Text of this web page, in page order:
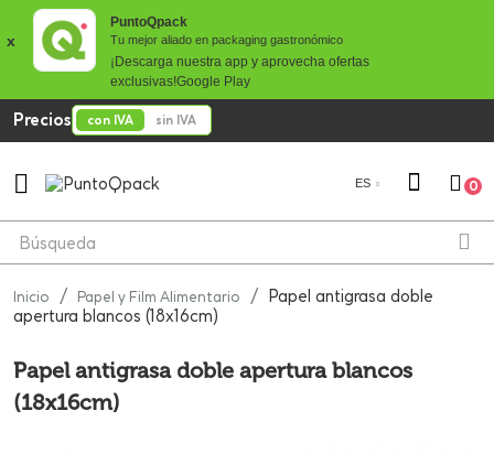
x
PuntoQpack
Tu mejor aliado en packaging gastronómico
¡Descarga nuestra app y aprovecha ofertas
exclusivas!Google Play
Precios con IVA sin IVA
 ES 0
Inicio Papel y Film Alimentario
Papel antigrasa doble
apertura blancos (18x16cm)
Papel antigrasa doble apertura blancos
(18x16cm)